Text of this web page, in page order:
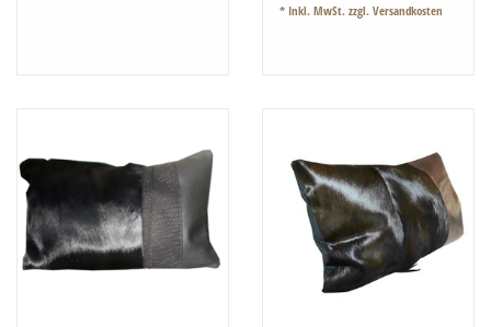
* Inkl. MwSt. zzgl. Versandkosten